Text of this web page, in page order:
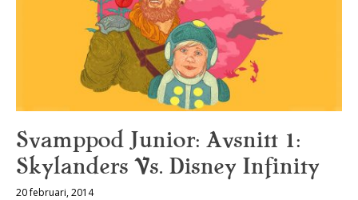
Svamppod Junior: Avsnitt 1:
Skylanders Vs. Disney Infinity
20 februari, 2014